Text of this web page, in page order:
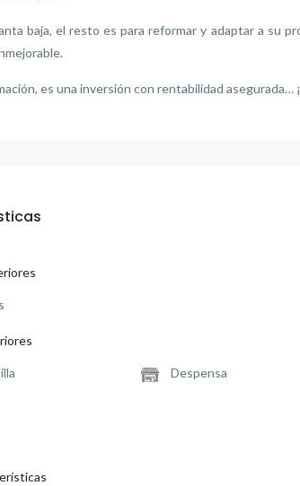
baja, el resto es para reformar y adaptar a su
es una inversión con rentabilidad asegurada…
Despensa